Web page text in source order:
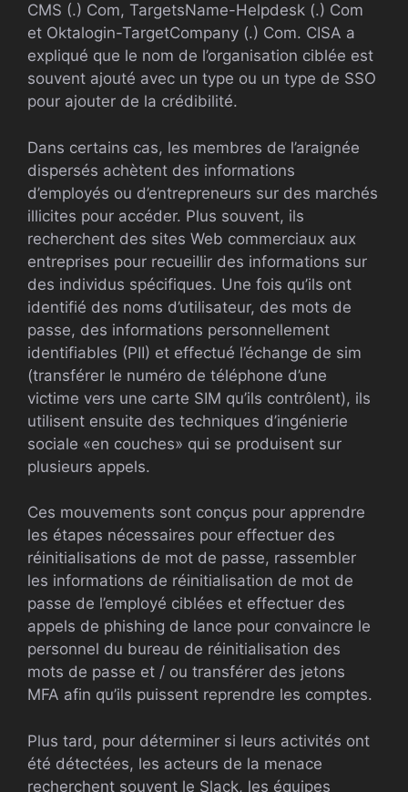
CMS (.) Com, TargetsName-Helpdesk (.) Com
et Oktalogin-TargetCompany (.) Com. CISA a
expliqué que le nom de l’organisation ciblée est
souvent ajouté avec un type ou un type de SSO
pour ajouter de la crédibilité.
Dans certains cas, les membres de l’araignée
dispersés achètent des informations
d’employés ou d’entrepreneurs sur des marchés
illicites pour accéder. Plus souvent, ils
recherchent des sites Web commerciaux aux
entreprises pour recueillir des informations sur
des individus spécifiques. Une fois qu’ils ont
identifié des noms d’utilisateur, des mots de
passe, des informations personnellement
identifiables (PII) et effectué l’échange de sim
(transférer le numéro de téléphone d’une
victime vers une carte SIM qu’ils contrôlent), ils
utilisent ensuite des techniques d’ingénierie
sociale «en couches» qui se produisent sur
plusieurs appels.
Ces mouvements sont conçus pour apprendre
les étapes nécessaires pour effectuer des
réinitialisations de mot de passe, rassembler
les informations de réinitialisation de mot de
passe de l’employé ciblées et effectuer des
appels de phishing de lance pour convaincre le
personnel du bureau de réinitialisation des
mots de passe et / ou transférer des jetons
MFA afin qu’ils puissent reprendre les comptes.
Plus tard, pour déterminer si leurs activités ont
été détectées, les acteurs de la menace
recherchent souvent le Slack, les équipes